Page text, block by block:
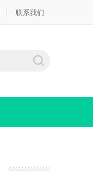
联系我们